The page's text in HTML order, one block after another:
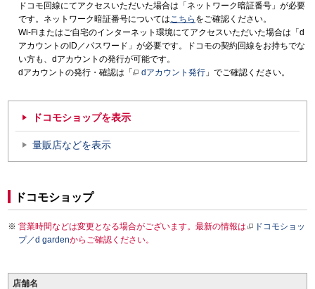
ドコモ回線にてアクセスいただいた場合は「ネットワーク暗証番号」が必要
です。ネットワーク暗証番号についてはこちら をご確認ください。
Wi-Fiまたはご自宅のインターネット環境にてアクセスいただいた場合は「d
アカウントのID／パスワード」が必要です。ドコモの契約回線をお持ちでな
い方も、dアカウントの発行が可能です。
dアカウントの発行・確認は「
dアカウント発行 」でご確認ください。
ドコモショップを表示
量販店などを表示
ドコモショップ
営業時間などは変更となる場合がございます。最新の情報は
ドコモショッ
プ／d gardenからご確認ください。
店舗名